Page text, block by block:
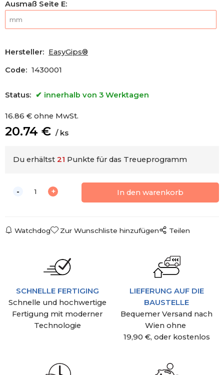
Ausmaß Seite E:
Hersteller: EasyGips®
Code: 1430001
Status: innerhalb von 3 Werktagen
16.86 € ohne MwSt.
20.74 € ks
Du erhältst 21 Punkte für das Treueprogramm
Watchdog Zur Wunschliste hinzufügen Teilen
SCHNELLE FERTIGING
Schnelle und hochwertige
Fertigung mit moderner
Technologie
LIEFERUNG AUF DIE
BAUSTELLE
Bequemer Versand nach
Wien ohne
19,90 €, oder kostenlos